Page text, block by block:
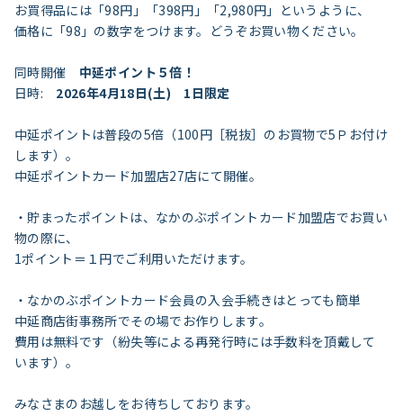
お買得品には「98円」「398円」「2,980円」というように、
価格に「98」の数字をつけます。どうぞお買い物ください。
同時開催 中延ポイント５倍！
日時: 2026年4月18日(土) 1日限定
中延ポイントは普段の5倍（100円［税抜］のお買物で5Ｐお付け
します）。
中延ポイントカード加盟店27店にて開催。
・貯まったポイントは、なかのぶポイントカード加盟店でお買い
物の際に、
1ポイント＝１円でご利用いただけます。
・なかのぶポイントカード会員の入会手続きはとっても簡単
中延商店街事務所でその場でお作りします。
費用は無料です（紛失等による再発行時には手数料を頂戴して
います）。
みなさまのお越しをお待ちしております。